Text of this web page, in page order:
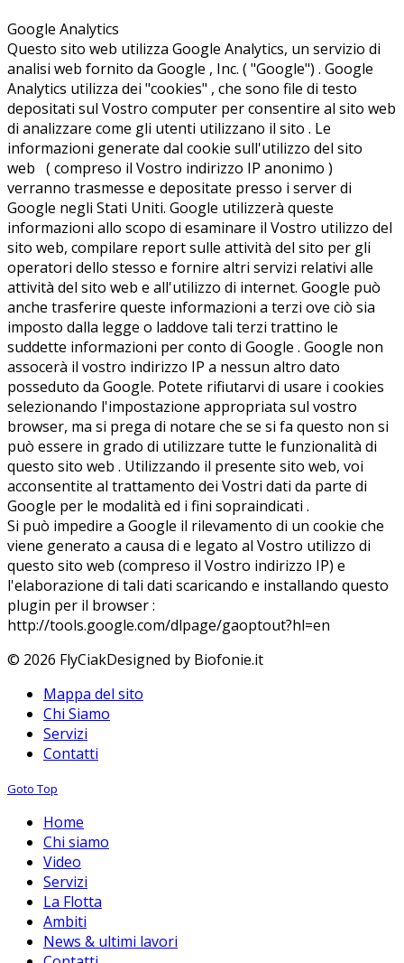
Google Analytics
Questo sito web utilizza Google Analytics, un servizio di
analisi web fornito da Google , Inc. ( "Google") . Google
Analytics utilizza dei "cookies" , che sono file di testo
depositati sul Vostro computer per consentire al sito web
di analizzare come gli utenti utilizzano il sito . Le
informazioni generate dal cookie sull'utilizzo del sito
web ( compreso il Vostro indirizzo IP anonimo )
verranno trasmesse e depositate presso i server di
Google negli Stati Uniti. Google utilizzerà queste
informazioni allo scopo di esaminare il Vostro utilizzo del
sito web, compilare report sulle attività del sito per gli
operatori dello stesso e fornire altri servizi relativi alle
attività del sito web e all'utilizzo di internet. Google può
anche trasferire queste informazioni a terzi ove ciò sia
imposto dalla legge o laddove tali terzi trattino le
suddette informazioni per conto di Google . Google non
assocerà il vostro indirizzo IP a nessun altro dato
posseduto da Google. Potete rifiutarvi di usare i cookies
selezionando l'impostazione appropriata sul vostro
browser, ma si prega di notare che se si fa questo non si
può essere in grado di utilizzare tutte le funzionalità di
questo sito web . Utilizzando il presente sito web, voi
acconsentite al trattamento dei Vostri dati da parte di
Google per le modalità ed i fini sopraindicati .
Si può impedire a Google il rilevamento di un cookie che
viene generato a causa di e legato al Vostro utilizzo di
questo sito web (compreso il Vostro indirizzo IP) e
l'elaborazione di tali dati scaricando e installando questo
plugin per il browser :
http://tools.google.com/dlpage/gaoptout?hl=en
© 2026 FlyCiakDesigned by Biofonie.it
Mappa del sito
Chi Siamo
Servizi
Contatti
Goto Top
Home
Chi siamo
Video
Servizi
La Flotta
Ambiti
News & ultimi lavori